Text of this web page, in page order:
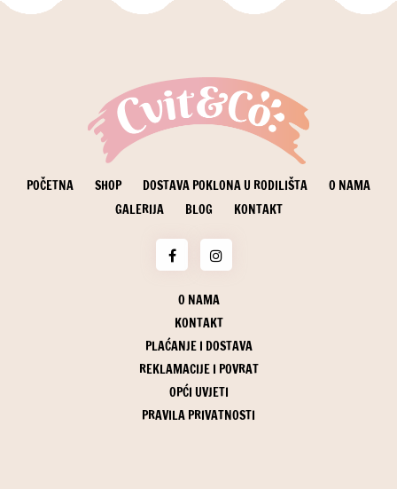
POČETNA SHOP DOSTAVA POKLONA U RODILIŠTA
O NAMA
GALERIJA
BLOG KONTAKT
O NAMA
KONTAKT
PLAĆANJE I DOSTAVA
REKLAMACIJE I POVRAT
OPĆI UVJETI
PRAVILA PRIVATNOSTI